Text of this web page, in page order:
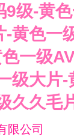
9级-黄
-黄色一
一级
级大片
久久毛
限公司